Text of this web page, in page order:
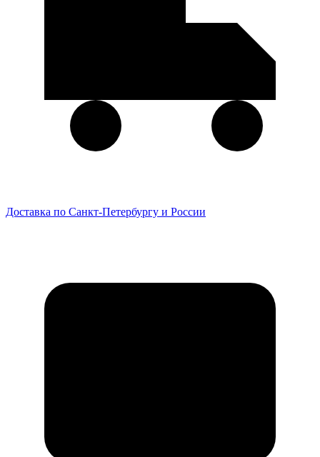
Доставка по Санкт-Петербургу и России